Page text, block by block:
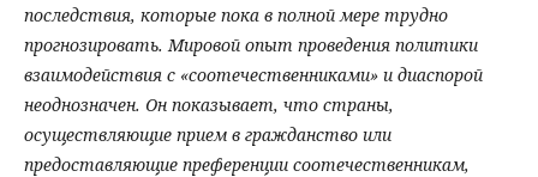
последствия, которые пока в полной мере трудно
прогнозировать. Мировой опыт проведения политики
взаимодействия с «соотечественниками» и диаспорой
неоднозначен. Он показывает, что страны,
осуществляющие прием в гражданство или
предоставляющие преференции соотечественникам,